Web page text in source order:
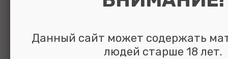
черный
Данный сайт может содержать
людей старше 18 лет.